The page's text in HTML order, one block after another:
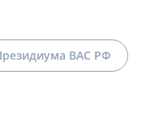
ВАС РФ